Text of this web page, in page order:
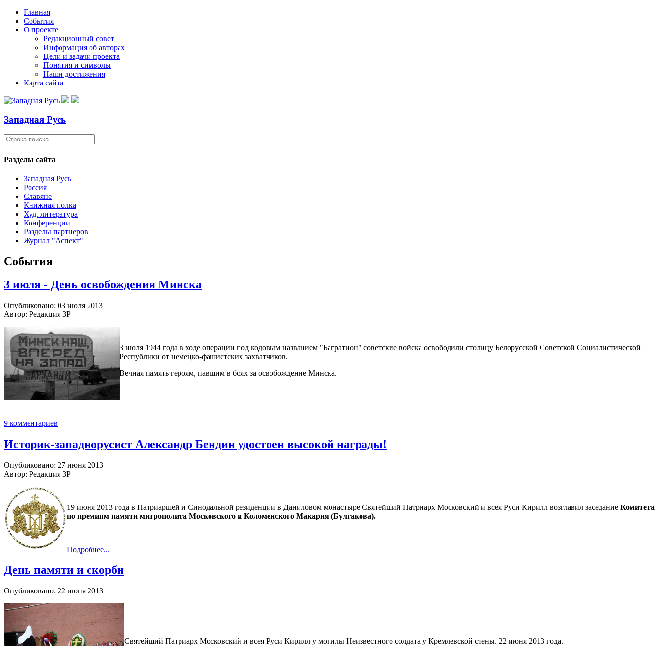
Главная
События
О проекте
Редакционный совет
Информация об авторах
Цели и задачи проекта
Понятия и символы
Наши достижения
Карта сайта
Западная Русь
Разделы сайта
Западная Русь
Россия
Славяне
Книжная полка
Худ. литература
Конференции
Разделы партнеров
Журнал "Аспект"
События
3 июля - День освобождения Минска
Опубликовано: 03 июля 2013
Автор: Редакция ЗР
3 июля 1944 года в ходе операции под кодовым названием "Багратион" советские войска освободили столицу Белорусской Советской Социалистической
Республики от немецко-фашистских захватчиков.
Вечная память героям, павшим в боях за освобождение Минска.
9 комментариев
Историк-западнорусист Александр Бендин удостоен высокой награды!
Опубликовано: 27 июня 2013
Автор: Редакция ЗР
19 июня 2013 года в Патриаршей и Синодальной резиденции в Даниловом монастыре Святейший Патриарх Московский и всея Руси Кирилл возглавил заседание Комитета
по премиям памяти митрополита Московского и Коломенского Макария (Булгакова).
Подробнее...
День памяти и скорби
Опубликовано: 22 июня 2013
Святейший Патриарх Московский и всея Руси Кирилл у могилы Неизвестного солдата у Кремлевской стены. 22 июня 2013 года.